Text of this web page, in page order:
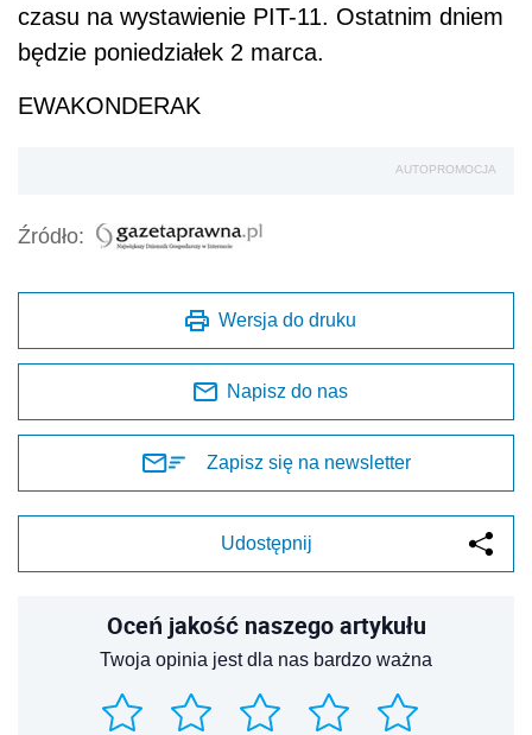
czasu na wystawienie PIT-11. Ostatnim dniem
będzie poniedziałek 2 marca.
EWAKONDERAK
AUTOPROMOCJA
Źródło:
Wersja do druku
Napisz do nas
Zapisz się na newsletter
Udostępnij
Oceń jakość naszego artykułu
Twoja opinia jest dla nas bardzo ważna